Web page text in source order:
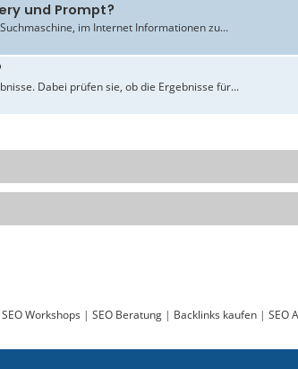
und Prompt?
im Internet Informationen zu...
Dabei prüfen sie, ob die Ergebnisse für...
SEO Workshops | SEO Beratung| Backlinks kaufen| SEO